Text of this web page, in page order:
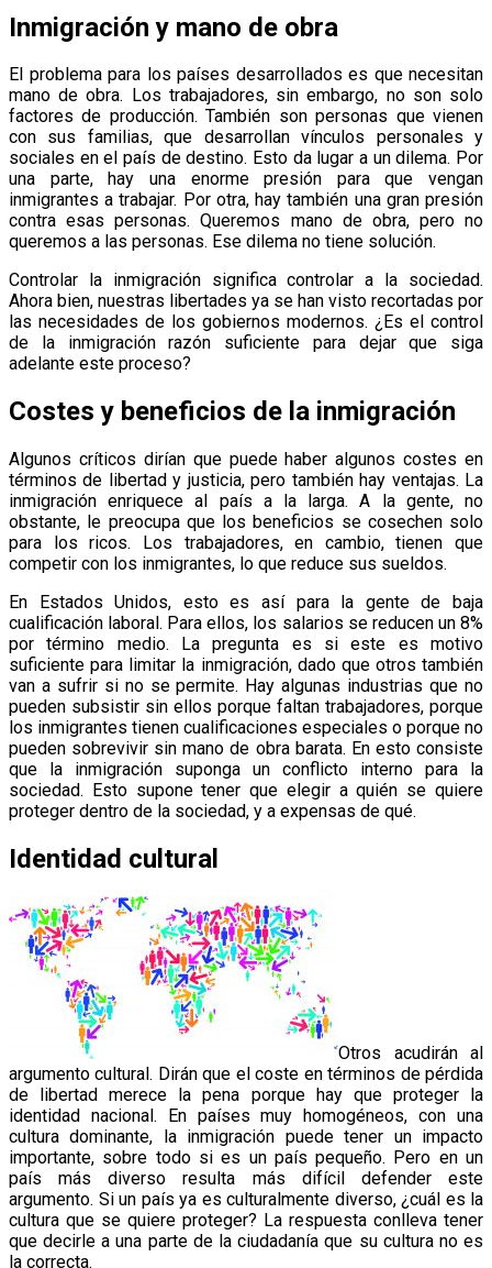
Inmigración y mano de obra
El problema para los países desarrollados es que necesitan
mano de obra. Los trabajadores, sin embargo, no son solo
factores de producción. También son personas que vienen
con sus familias, que desarrollan vínculos personales y
sociales en el país de destino. Esto da lugar a un dilema. Por
una parte, hay una enorme presión para que vengan
inmigrantes a trabajar. Por otra, hay también una gran presión
contra esas personas. Queremos mano de obra, pero no
queremos a las personas. Ese dilema no tiene solución.
Controlar la inmigración significa controlar a la sociedad.
Ahora bien, nuestras libertades ya se han visto recortadas por
las necesidades de los gobiernos modernos. ¿Es el control
de la inmigración razón suficiente para dejar que siga
adelante este proceso?
Costes y beneficios de la inmigración
Algunos críticos dirían que puede haber algunos costes en
términos de libertad y justicia, pero también hay ventajas. La
inmigración enriquece al país a la larga. A la gente, no
obstante, le preocupa que los beneficios se cosechen solo
para los ricos. Los trabajadores, en cambio, tienen que
competir con los inmigrantes, lo que reduce sus sueldos.
En Estados Unidos, esto es así para la gente de baja
cualificación laboral. Para ellos, los salarios se reducen un 8%
por término medio. La pregunta es si este es motivo
suficiente para limitar la inmigración, dado que otros también
van a sufrir si no se permite. Hay algunas industrias que no
pueden subsistir sin ellos porque faltan trabajadores, porque
los inmigrantes tienen cualificaciones especiales o porque no
pueden sobrevivir sin mano de obra barata. En esto consiste
que la inmigración suponga un conflicto interno para la
sociedad. Esto supone tener que elegir a quién se quiere
proteger dentro de la sociedad, y a expensas de qué.
Identidad cultural
Otros acudirán al
argumento cultural. Dirán que el coste en términos de pérdida
de libertad merece la pena porque hay que proteger la
identidad nacional. En países muy homogéneos, con una
cultura dominante, la inmigración puede tener un impacto
importante, sobre todo si es un país pequeño. Pero en un
país más diverso resulta más difícil defender este
argumento. Si un país ya es culturalmente diverso, ¿cuál es la
cultura que se quiere proteger? La respuesta conlleva tener
que decirle a una parte de la ciudadanía que su cultura no es
la correcta.